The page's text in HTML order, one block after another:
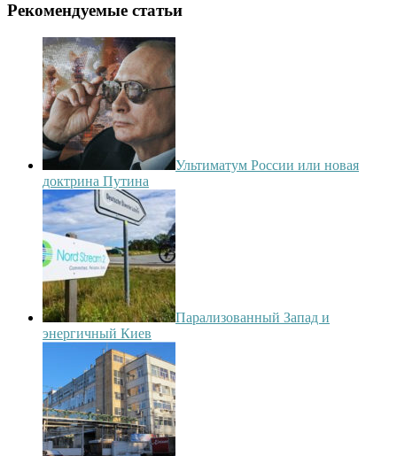
Рекомендуемые статьи
Ультиматум России или новая
доктрина Путина
Парализованный Запад и
энергичный Киев